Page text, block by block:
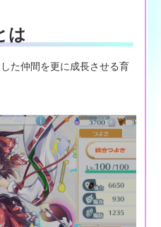
は
た仲間を更に成長させる育